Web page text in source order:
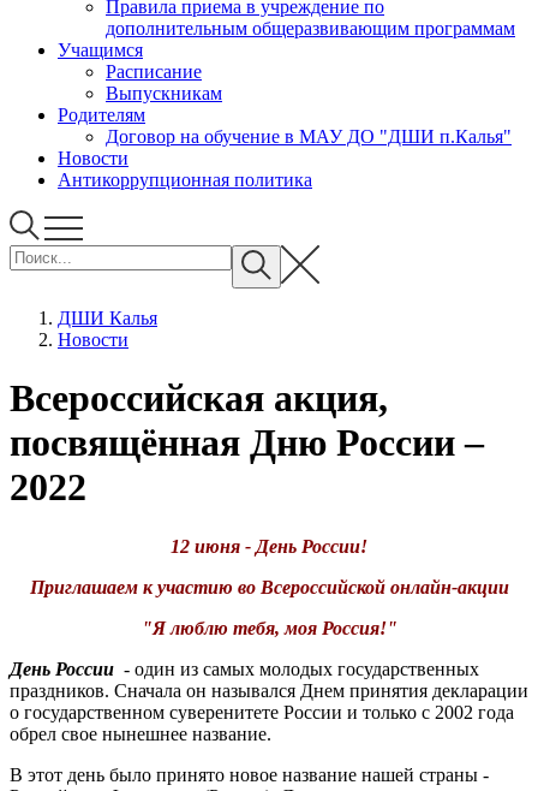
Правила приема в учреждение по
дополнительным общеразвивающим программам
Учащимся
Расписание
Выпускникам
Родителям
Договор на обучение в МАУ ДО "ДШИ п.Калья"
Новости
Антикоррупционная политика
ДШИ Калья
Новости
Всероссийская акция,
посвящённая Дню России –
2022
12 июня - День России!
Приглашаем к участию во Всероссийской онлайн-акции
"Я люблю тебя, моя Россия!"
День России - один из самых молодых государственных
праздников. Сначала он назывался Днем принятия декларации
о государственном суверенитете России и только с 2002 года
обрел свое нынешнее название.
В этот день было принято новое название нашей страны -